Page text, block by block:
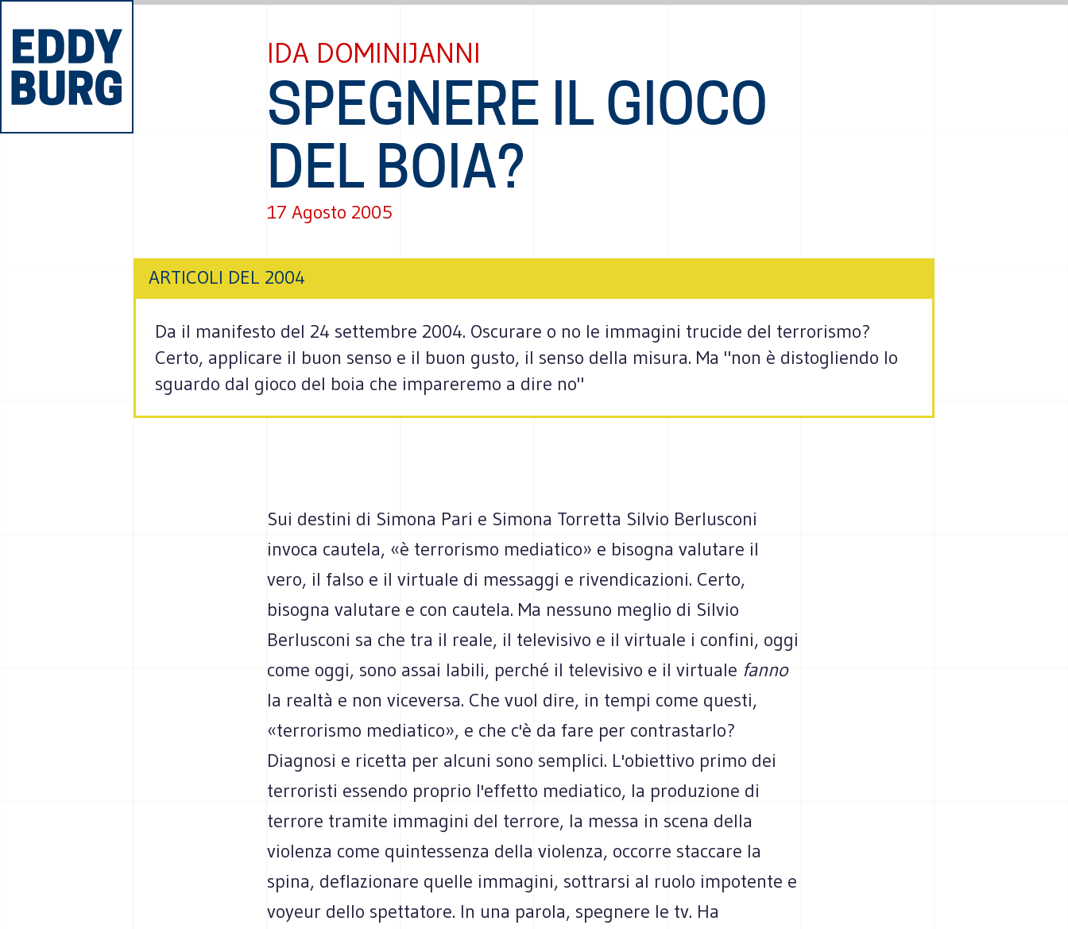
IDA DOMINIJANNI
SPEGNERE IL GIOCO
DEL BOIA?
17 Agosto 2005
ARTICOLI DEL 2004
Da il manifesto del 24 settembre 2004. Oscurare o no le immagini trucide del terrorismo?
Certo, applicare il buon senso e il buon gusto, il senso della misura. Ma "non è distogliendo lo
sguardo dal gioco del boia che impareremo a dire no"
Sui destini di Simona Pari e Simona Torretta Silvio Berlusconi
invoca cautela, «è terrorismo mediatico» e bisogna valutare il
vero, il falso e il virtuale di messaggi e rivendicazioni. Certo,
bisogna valutare e con cautela. Ma nessuno meglio di Silvio
Berlusconi sa che tra il reale, il televisivo e il virtuale i confini, oggi
come oggi, sono assai labili, perché il televisivo e il virtuale fanno
la realtà e non viceversa. Che vuol dire, in tempi come questi,
«terrorismo mediatico», e che c'è da fare per contrastarlo?
Diagnosi e ricetta per alcuni sono semplici. L'obiettivo primo dei
terroristi essendo proprio l'effetto mediatico, la produzione di
terrore tramite immagini del terrore, la messa in scena della
violenza come quintessenza della violenza, occorre staccare la
spina, deflazionare quelle immagini, sottrarsi al ruolo impotente e
voyeur dello spettatore. In una parola, spegnere le tv. Ha